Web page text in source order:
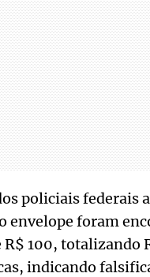
policiais federais
envelope foram
R$ 100, totalizando
indicando